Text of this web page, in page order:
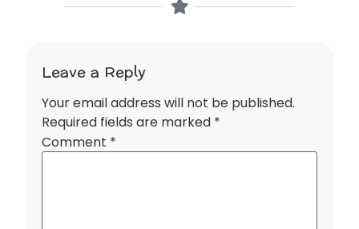
Leave a Reply
Your email address will not be published.
Required fields are marked *
Comment *